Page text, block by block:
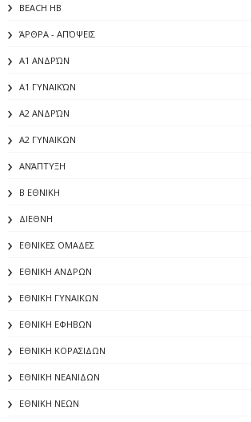
BEACH HB
ΆΡΘΡΑ - ΑΠΌΨΕΙΣ
Α1 ΑΝΔΡΏΝ
Α1 ΓΥΝΑΙΚΏΝ
Α2 ΑΝΔΡΏΝ
Α2 ΓΥΝΑΙΚΩΝ
ΑΝΆΠΤΥΞΗ
Β ΕΘΝΙΚΗ
ΔΙΕΘΝΗ
ΕΘΝΙΚΕΣ ΟΜΑΔΕΣ
ΕΘΝΙΚΗ ΑΝΔΡΩΝ
ΕΘΝΙΚΗ ΓΥΝΑΙΚΩΝ
ΕΘΝΙΚΗ ΕΦΗΒΩΝ
ΕΘΝΙΚΗ ΚΟΡΑΣΙΔΩΝ
ΕΘΝΙΚΗ ΝΕΑΝΙΔΩΝ
ΕΘΝΙΚΗ ΝΕΩΝ